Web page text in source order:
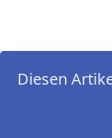
Diesen